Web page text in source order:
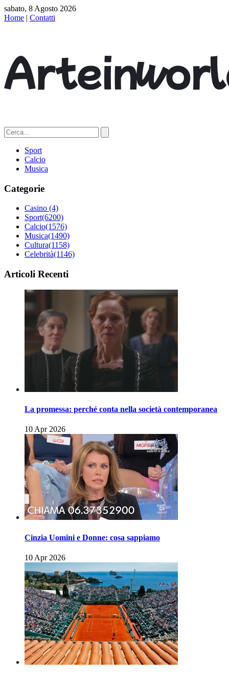
sabato, 8 Agosto 2026
Home | Contatti
Sport
Calcio
Musica
Categorie
Casino (4)
Sport(6200)
Calcio(1576)
Musica(1490)
Cultura(1158)
Celebrità(1146)
Articoli Recenti
La promessa: perché conta nella società contemporanea
10 Apr 2026
Cinzia Uomini e Donne: cosa sappiamo
10 Apr 2026